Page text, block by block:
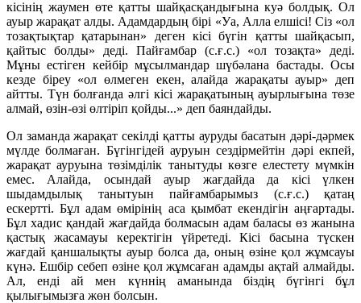
кісінің жаумен өте қатты шайқасқандығына куә болдық. Ол
ауыр жарақат алды. Адамдардың бірі «Уа, Алла елшісі! Сіз «ол
тозақтықтар қатарынан» деген кісі бүгін қатты шайқасып,
қайтыс болды» деді. Пайғамбар (с.ғ.с.) «ол тозақта» деді.
Мұны естіген кейбір мұсылмандар шүбәлана бастады. Осы
кезде біреу «ол өлмеген екен, алайда жарақаты ауыр» деп
айтты. Түн болғанда әлгі кісі жарақатының ауырлығына төзе
алмай, өзін-өзі өлтіріп қойды...» деп баяндайды.
Ол заманда жарақат секілді қатты ауруды басатын дәрі-дәрмек
мүлде болмаған. Бүгінгідей ауруын сездірмейтін дәрі екпей,
жарақат ауруына төзімділік танытуды көзге елестету мүмкін
емес. Алайда, осындай ауыр жағдайда да кісі үлкен
шыдамдылық танытуын пайғамбарымыз (с.ғ.с.) қатаң
ескертті. Бұл адам өмірінің аса қымбат екендігін аңғартады.
Бұл хадис қандай жағдайда болмасын адам баласы өз жанына
қастық жасамауы керектігін үйретеді. Кісі басына түскен
жағдай қаншалықты ауыр болса да, оның өзіне қол жұмсауы
күнә. Ешбір себеп өзіне қол жұмсаған адамды ақтай алмайды.
Ал, енді ай мен күннің аманында біздің бүгінгі бұл
қылығымызға жөн болсын.